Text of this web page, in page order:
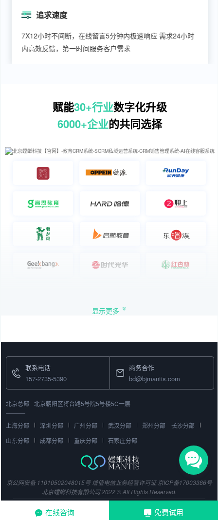
在线咨询 免费试用
追求速度
7X12小时不间断，在线留言5分钟内极速响应 需求24小时
内高效反馈，第一时间服务客户需求
赋能30+行业数字化升级
6000+企业的共同选择
显示更多
联系电话
157-2735-5390
商务合作
bd@bjmantis.com
北京总部 北京朝阳区将台路5号院5号楼5C一层
上海分部 深圳分部 广州分部 武汉分部 郑州分部
长沙分部
山东分部
成都分部 重庆分部 石家庄分部
京公网安备 11010502048015号 增值电信业务经营许可证 京ICP备17003386号
北京螳螂科技有限公司 2022 © All Rights Reserved.